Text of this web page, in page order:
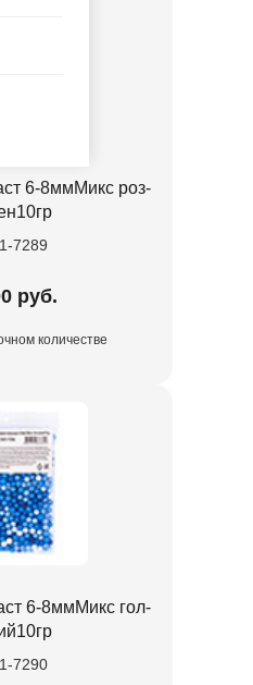
6-8ммМикс роз-
7289
руб.
количестве
6-8ммМикс гол-
7290